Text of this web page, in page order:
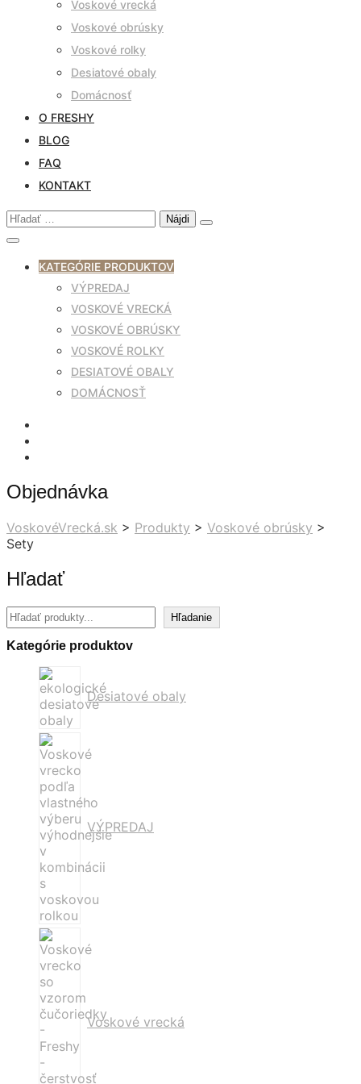
Voskové vrecká
Voskové obrúsky
Voskové rolky
Desiatové obaly
Domácnosť
O FRESHY
BLOG
FAQ
KONTAKT
Hľadať:
KATEGÓRIE PRODUKTOV
VÝPREDAJ
VOSKOVÉ VRECKÁ
VOSKOVÉ OBRÚSKY
VOSKOVÉ ROLKY
DESIATOVÉ OBALY
DOMÁCNOSŤ
Objednávka
VoskovéVrecká.sk > Produkty > Voskové obrúsky >
Sety
Hľadať
Hľadať Hľadanie
Kategórie produktov
Desiatové obaly
VÝPREDAJ
Voskové vrecká